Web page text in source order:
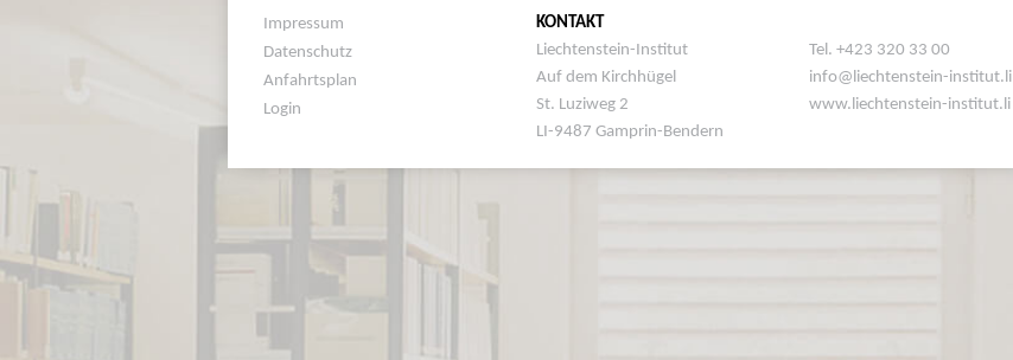
Impressum
Datenschutz
Anfahrtsplan
Login
KONTAKT
Liechtenstein-Institut
Auf dem Kirchhügel
St. Luziweg 2
LI-9487 Gamprin-Bendern
Tel. +423 320 33 00
info@liechtenstein-institut.li
www.liechtenstein-institut.li